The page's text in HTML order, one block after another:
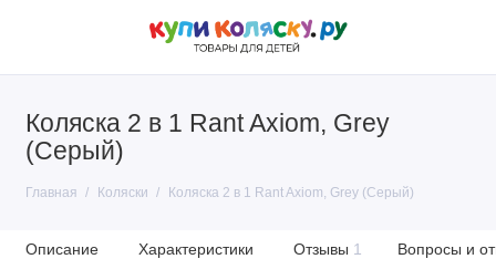
Коляска 2 в 1 Rant Axiom, Grey
(Серый)
Главная Коляски Коляска 2 в 1 Rant Axiom, Grey (Серый)
Описание Характеристики Отзывы 1 Вопросы и